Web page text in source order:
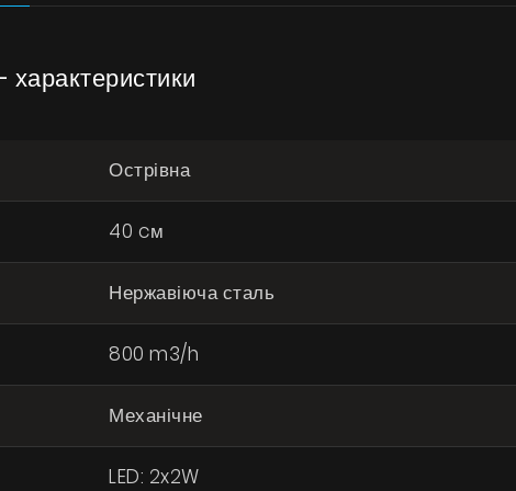
Острівна
40 cм
Нержавіюча сталь
800 m3/h
Механічне
LED: 2x2W